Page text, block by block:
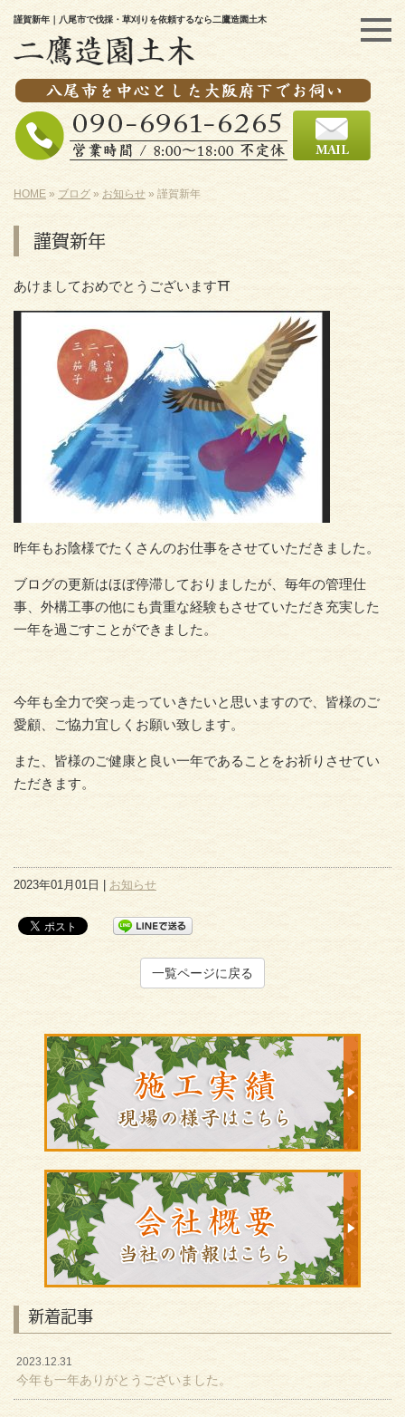
謹賀新年｜八尾市で伐採・草刈りを依頼するなら二鷹造園土木
HOME » ブログ » お知らせ » 謹賀新年
謹賀新年
あけましておめでとうございます⛩
昨年もお陰様でたくさんのお仕事をさせていただきました。
ブログの更新はほぼ停滞しておりましたが、毎年の管理仕
事、外構工事の他にも貴重な経験もさせていただき充実した
一年を過ごすことができました。
今年も全力で突っ走っていきたいと思いますので、皆様のご
愛顧、ご協力宜しくお願い致します。
また、皆様のご健康と良い一年であることをお祈りさせてい
ただきます。
2023年01月01日 | お知らせ
一覧ページに戻る
新着記事
2023.12.31
今年も一年ありがとうございました。